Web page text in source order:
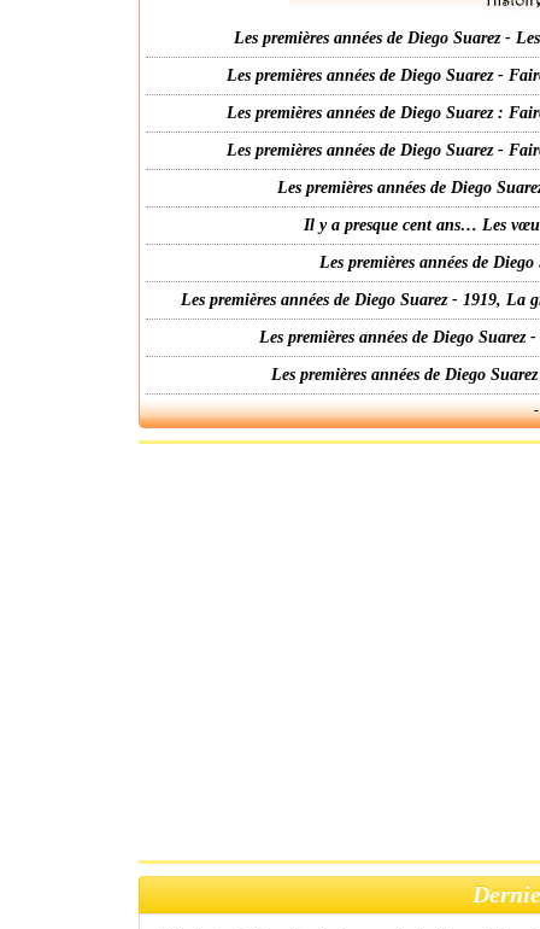
Les premières années de Diego Suarez -
Les premières années de Diego Suarez -
Les premières années de Diego Suarez :
Les premières années de Diego Suarez -
Les premières années de Diego
Il y a presque cent ans… Les
Les premières années de
Les premières années de Diego Suarez - 1919,
Les premières années de Diego
Les premières années de Diego